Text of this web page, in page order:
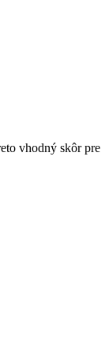
vhodný skôr pre